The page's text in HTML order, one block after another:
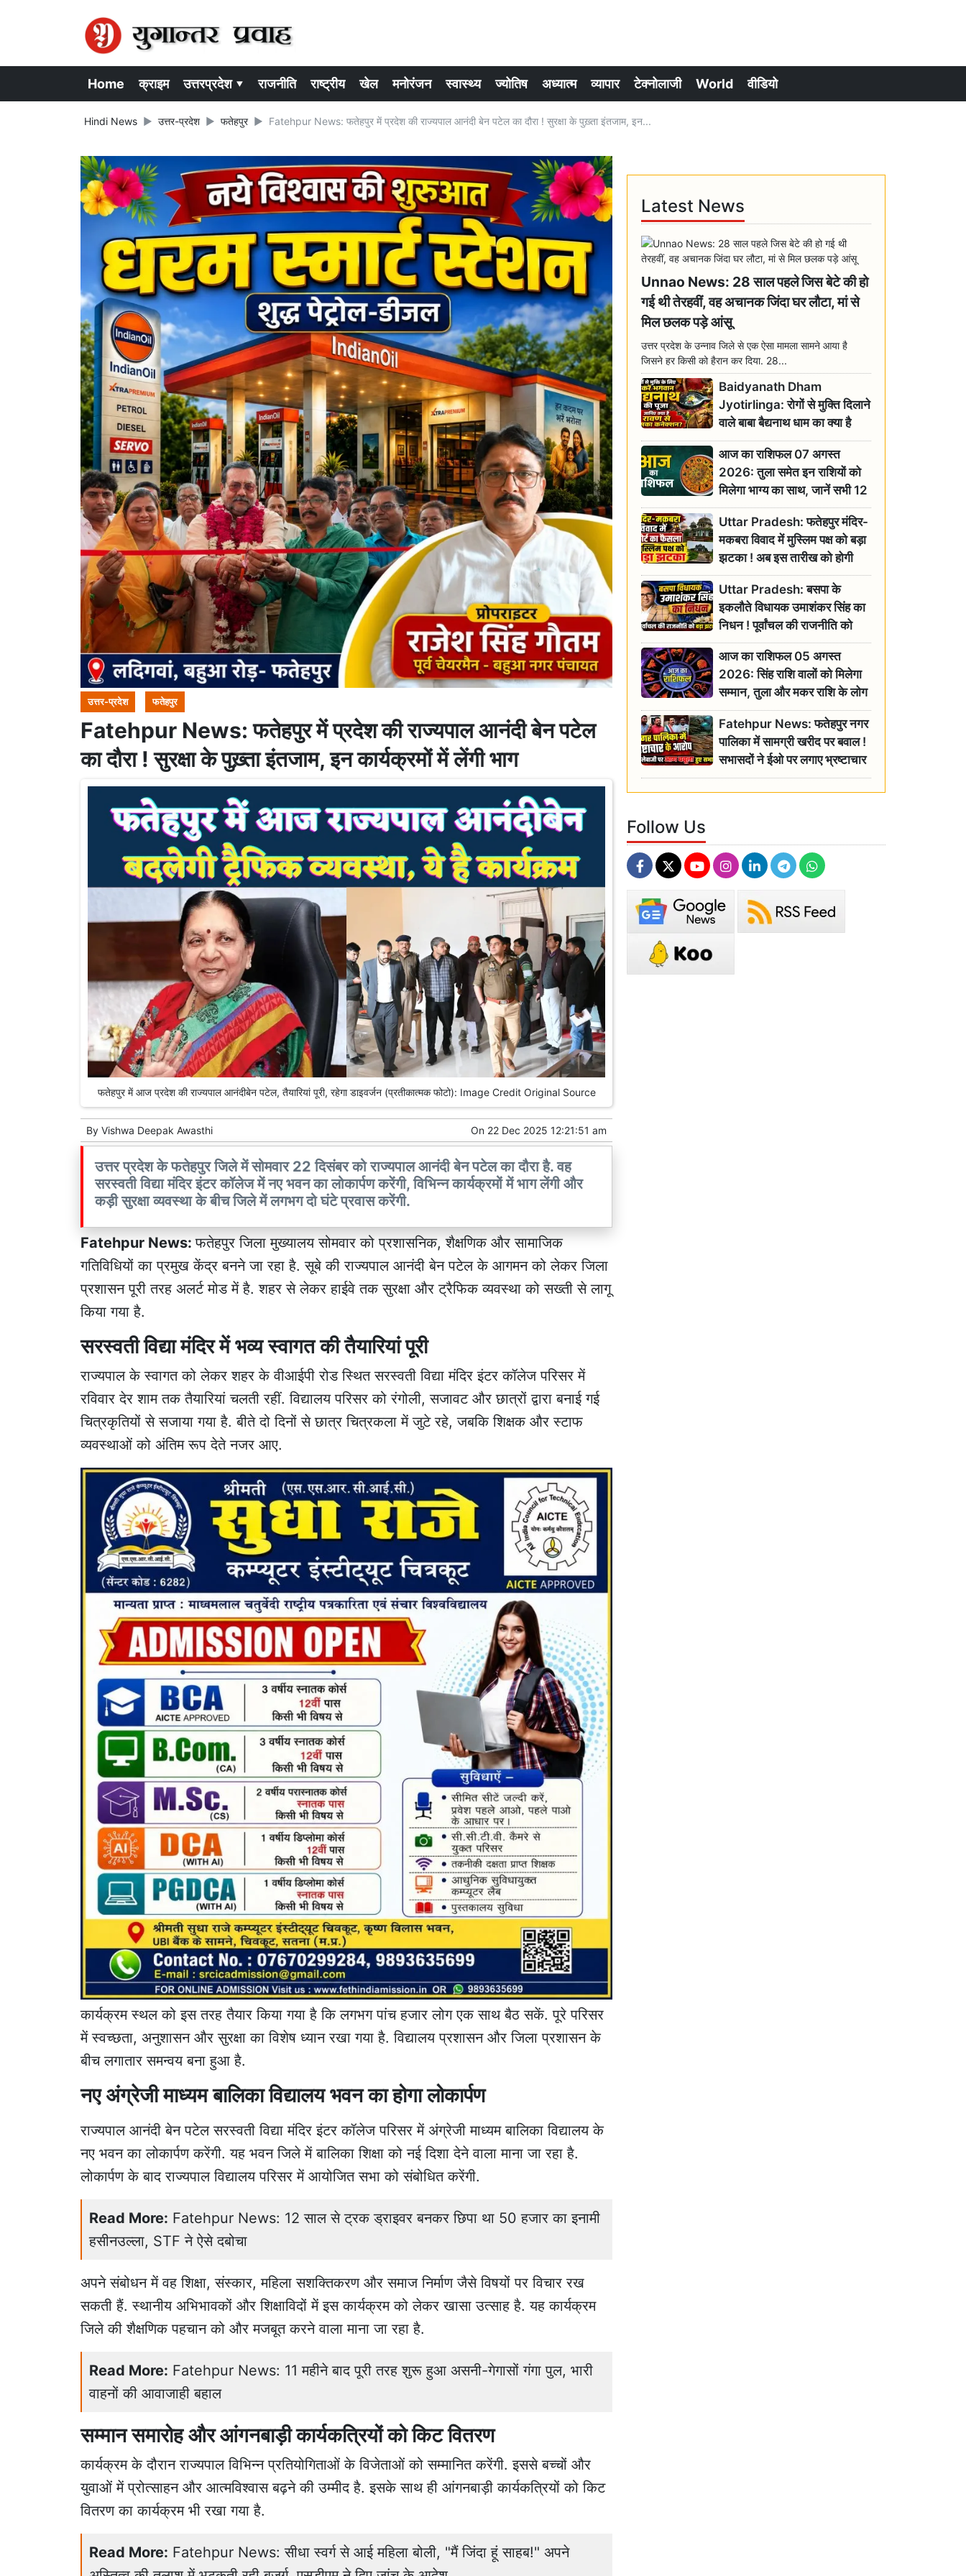
Home क्राइम उत्तरप्रदेश ▾ राजनीति राष्ट्रीय खेल मनोरंजन स्वास्थ्य ज्योतिष अध्यात्म व्यापार टेक्नोलाजी World वीडियो
Hindi News उत्तर-प्रदेश फतेहपुर Fatehpur News: फतेहपुर में प्रदेश की राज्यपाल आनंदी बेन पटेल का दौरा ! सुरक्षा के पुख़्ता इंतजाम, इन...
उत्तर-प्रदेश फतेहपुर
Fatehpur News: फतेहपुर में प्रदेश की राज्यपाल आनंदी बेन पटेल
का दौरा ! सुरक्षा के पुख़्ता इंतजाम, इन कार्यक्रमों में लेंगी भाग
फतेहपुर में आज प्रदेश की राज्यपाल आनंदीबेन पटेल, तैयारियां पूरी, रहेगा डाइवर्जन (प्रतीकात्मक फोटो): Image Credit Original Source
By Vishwa Deepak Awasthi On 22 Dec 2025 12:21:51 am
उत्तर प्रदेश के फतेहपुर जिले में सोमवार 22 दिसंबर को राज्यपाल आनंदी बेन पटेल का दौरा है. वह
सरस्वती विद्या मंदिर इंटर कॉलेज में नए भवन का लोकार्पण करेंगी, विभिन्न कार्यक्रमों में भाग लेंगी और
कड़ी सुरक्षा व्यवस्था के बीच जिले में लगभग दो घंटे प्रवास करेंगी.
Fatehpur News:फतेहपुर जिला मुख्यालय सोमवार को प्रशासनिक, शैक्षणिक और सामाजिक
गतिविधियों का प्रमुख केंद्र बनने जा रहा है. सूबे की राज्यपाल आनंदी बेन पटेल के आगमन को लेकर जिला
प्रशासन पूरी तरह अलर्ट मोड में है. शहर से लेकर हाईवे तक सुरक्षा और ट्रैफिक व्यवस्था को सख्ती से लागू
किया गया है.
सरस्वती विद्या मंदिर में भव्य स्वागत की तैयारियां पूरी
राज्यपाल के स्वागत को लेकर शहर के वीआईपी रोड स्थित सरस्वती विद्या मंदिर इंटर कॉलेज परिसर में
रविवार देर शाम तक तैयारियां चलती रहीं. विद्यालय परिसर को रंगोली, सजावट और छात्रों द्वारा बनाई गई
चित्रकृतियों से सजाया गया है. बीते दो दिनों से छात्र चित्रकला में जुटे रहे, जबकि शिक्षक और स्टाफ
व्यवस्थाओं को अंतिम रूप देते नजर आए.
कार्यक्रम स्थल को इस तरह तैयार किया गया है कि लगभग पांच हजार लोग एक साथ बैठ सकें. पूरे परिसर
में स्वच्छता, अनुशासन और सुरक्षा का विशेष ध्यान रखा गया है. विद्यालय प्रशासन और जिला प्रशासन के
बीच लगातार समन्वय बना हुआ है.
नए अंग्रेजी माध्यम बालिका विद्यालय भवन का होगा लोकार्पण
राज्यपाल आनंदी बेन पटेल सरस्वती विद्या मंदिर इंटर कॉलेज परिसर में अंग्रेजी माध्यम बालिका विद्यालय के
नए भवन का लोकार्पण करेंगी. यह भवन जिले में बालिका शिक्षा को नई दिशा देने वाला माना जा रहा है.
लोकार्पण के बाद राज्यपाल विद्यालय परिसर में आयोजित सभा को संबोधित करेंगी.
Read More: Fatehpur News: 12 साल से ट्रक ड्राइवर बनकर छिपा था 50 हजार का इनामी
हसीनउल्ला, STF ने ऐसे दबोचा
अपने संबोधन में वह शिक्षा, संस्कार, महिला सशक्तिकरण और समाज निर्माण जैसे विषयों पर विचार रख
सकती हैं. स्थानीय अभिभावकों और शिक्षाविदों में इस कार्यक्रम को लेकर खासा उत्साह है. यह कार्यक्रम
जिले की शैक्षणिक पहचान को और मजबूत करने वाला माना जा रहा है.
Read More: Fatehpur News: 11 महीने बाद पूरी तरह शुरू हुआ असनी-गेगासों गंगा पुल, भारी
वाहनों की आवाजाही बहाल
सम्मान समारोह और आंगनबाड़ी कार्यकत्रियों को किट वितरण
कार्यक्रम के दौरान राज्यपाल विभिन्न प्रतियोगिताओं के विजेताओं को सम्मानित करेंगी. इससे बच्चों और
युवाओं में प्रोत्साहन और आत्मविश्वास बढ़ने की उम्मीद है. इसके साथ ही आंगनबाड़ी कार्यकत्रियों को किट
वितरण का कार्यक्रम भी रखा गया है.
Read More: Fatehpur News: सीधा स्वर्ग से आई महिला बोली, "मैं जिंदा हूं साहब!" अपने
Latest News
Unnao News: 28 साल पहले जिस बेटे की हो
गई थी तेरहवीं, वह अचानक जिंदा घर लौटा, मां से
मिल छलक पड़े आंसू
उत्तर प्रदेश के उन्नाव जिले से एक ऐसा मामला सामने आया है
जिसने हर किसी को हैरान कर दिया. 28...
Baidyanath Dham
Jyotirlinga: रोगों से मुक्ति दिलाने
वाले बाबा बैद्यनाथ धाम का क्या है
रावण से संबंध? जानिए ज्योतिर्लिंग की
महिमा
आज का राशिफल 07 अगस्त
2026: तुला समेत इन राशियों को
मिलेगा भाग्य का साथ, जानें सभी 12
राशियों का दैनिक भाग्यफल
Uttar Pradesh: फतेहपुर मंदिर-
मकबरा विवाद में मुस्लिम पक्ष को बड़ा
झटका ! अब इस तारीख को होगी
सुनवाई
Uttar Pradesh: बसपा के
इकलौते विधायक उमाशंकर सिंह का
निधन ! पूर्वांचल की राजनीति को
बड़ा झटका, योगी ने जताया दुःख
आज का राशिफल 05 अगस्त
2026: सिंह राशि वालों को मिलेगा
सम्मान, तुला और मकर राशि के लोग
रहें सतर्क
Fatehpur News: फतेहपुर नगर
पालिका में सामग्री खरीद पर बवाल !
सभासदों ने ईओ पर लगाए भ्रष्टाचार
के गंभीर आरोप
Follow Us